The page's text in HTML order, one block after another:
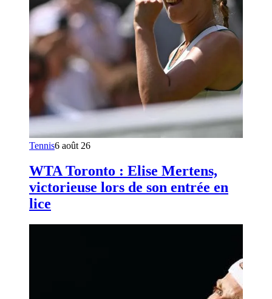
Tennis6 août 26
WTA Toronto : Elise Mertens,
victorieuse lors de son entrée en
lice